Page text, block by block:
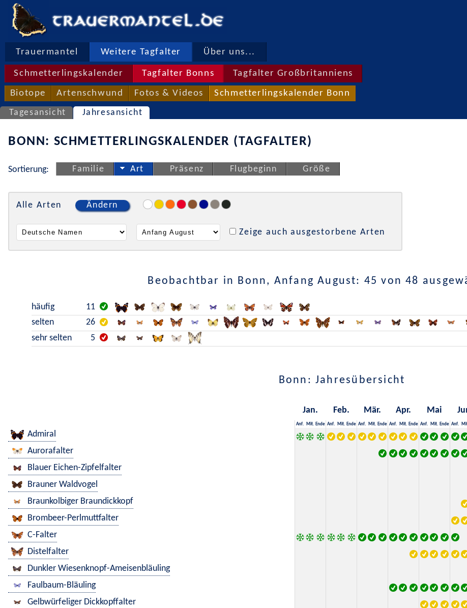
Trauermantel Weitere Tagfalter Über uns...
Schmetterlingskalender Tagfalter Bonns Tagfalter Großbritanniens
Biotope Artenschwund Fotos & Videos Schmetterlingskalender Bonn
Tagesansicht Jahresansicht
BONN: SCHMETTERLINGSKALENDER (TAGFALTER)
Sortierung: Familie Art Präsenz Flugbeginn Größe
Alle Arten Ändern
Zeige auch ausgestorbene Arten
Beobachtbar in Bonn, Anfang August: 45 von 48
häufig 11
selten
26
sehr selten
5
Bonn: Jahresübersicht
Jan. Feb. Mär. Apr. Mai
Anf. Mit. Ende Anf. Mit. Ende Anf. Mit. Ende Anf. Mit. Ende Anf. Mit. Ende Anf.
Admiral
Aurorafalter
Blauer Eichen-Zipfelfalter
Brauner Waldvogel
Braunkolbiger Braundickkopf
Brombeer-Perlmuttfalter
C-Falter
Distelfalter
Dunkler Wiesenknopf-Ameisenbläuling
Faulbaum-Bläuling
Gelbwürfeliger Dickkopffalter